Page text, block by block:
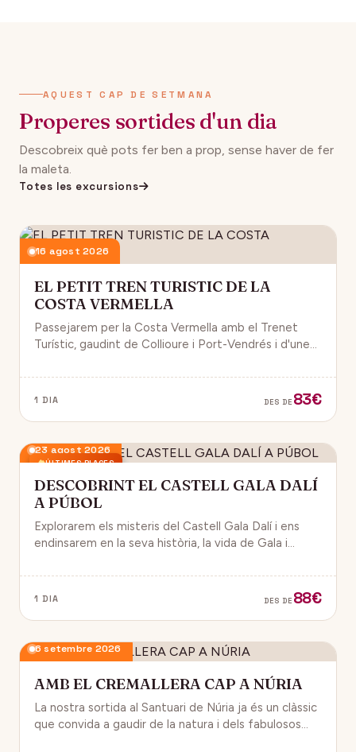
AQUEST CAP DE SETMANA
Properes sortides d'un dia
Descobreix què pots fer ben a prop, sense haver de fer
la maleta.
Totes les excursions
16 agost 2026
EL PETIT TREN TURISTIC DE LA
COSTA VERMELLA
Passejarem per la Costa Vermella amb el Trenet
Turístic, gaudint de Collioure i Port-Vendrés i d'unes
1 DIA DES DE 83€
ÚLTIMES PLACES
23 agost 2026
DESCOBRINT EL CASTELL GALA DALÍ
A PÚBOL
Explorarem els misteris del Castell Gala Dalí i ens
endinsarem en la seva història, la vida de Gala i
1 DIA DES DE 88€
6 setembre 2026
AMB EL CREMALLERA CAP A NÚRIA
La nostra sortida al Santuari de Núria ja és un clàssic
que convida a gaudir de la natura i dels fabulosos